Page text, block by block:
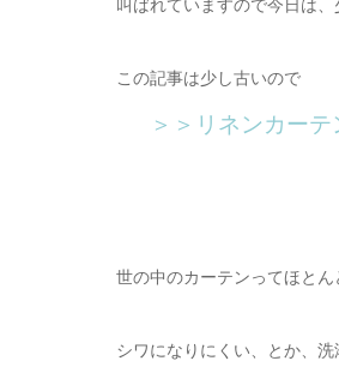
叫ばれていますので今日は
この記事は少し古いので
＞＞リネンカー
世の中のカーテンってほと
シワになりにくい、とか、洗